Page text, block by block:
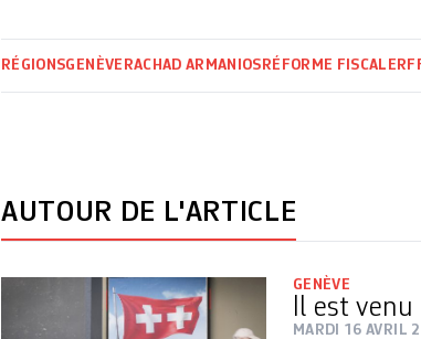
RÉGIONSGENÈVE RACHAD ARMANIOS RÉFORME FISCALE
AUTOUR DE L'ARTICLE
GENÈVE
Il est
MARDI 16 AVRIL